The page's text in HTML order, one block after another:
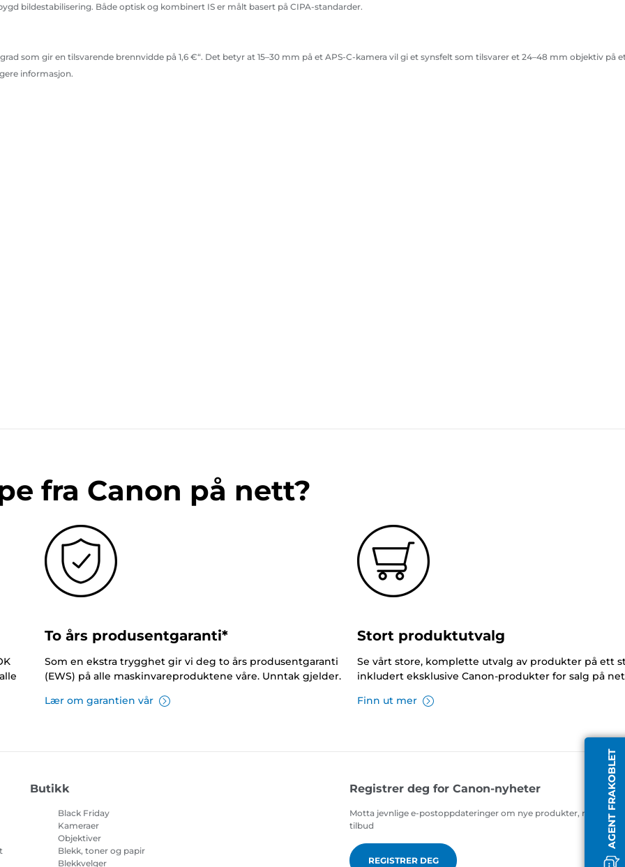
bildestabilisering. Både optisk og kombinert IS er målt basert på CIPA-standarder.
som gir en tilsvarende brennvidde på 1,6 €“. Det betyr at 15–30 mm på et APS-C-kamera vil gi et synsfelt som tilsvarer et 24–48 mm objektiv på
informasjon.
AGENT FRAKOBLET
fra Canon på nett?
To års produsentgaranti*
Som en ekstra trygghet gir vi deg to års produsentgaranti
(EWS) på alle maskinvareproduktene våre. Unntak gjelder.
Lær om garantien vår
Stort produktutvalg
Se vårt store, komplette utvalg av produkter på ett
inkludert eksklusive Canon-produkter for salg på
Finn ut mer
Butikk
Black Friday
Kameraer
Objektiver
Blekk, toner og papir
Blekkvelger
Registrer deg for Canon-nyheter
Motta jevnlige e-postoppdateringer om nye produkter, nyttige
tilbud
REGISTRER DEG